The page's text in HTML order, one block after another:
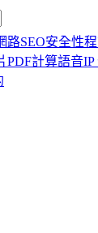
路SEO安全性
PDF計算語音IP